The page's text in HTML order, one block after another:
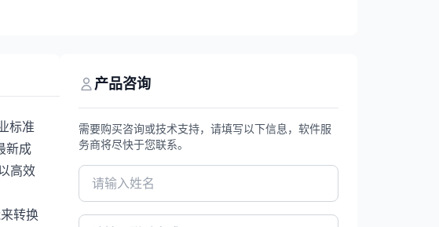
标准
新成
高效
转换
产品咨询
需要购买咨询或技术支持，请填写以下信息，软件服
务商将尽快于您联系。